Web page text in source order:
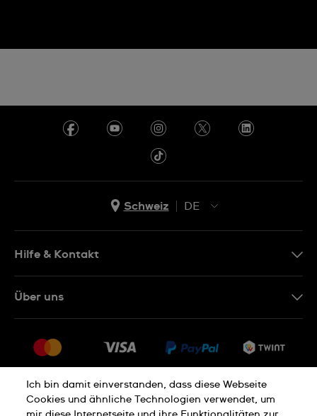
Schweiz
DE
IT
Hilfe & Kontakt
Rückgaberecht
Verkaufs- und Lieferbedingungen
Vertrag widerrufen
Über uns
Jobs
Ich bin damit einverstanden, dass diese Webseite
Cookies und ähnliche Technologien verwendet, um